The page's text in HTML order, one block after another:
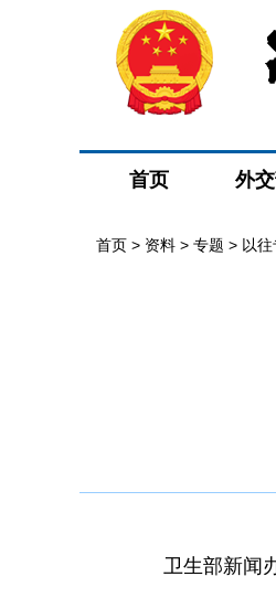
首页 外
首页 > 资料 > 专题 > 以
卫生部新闻办